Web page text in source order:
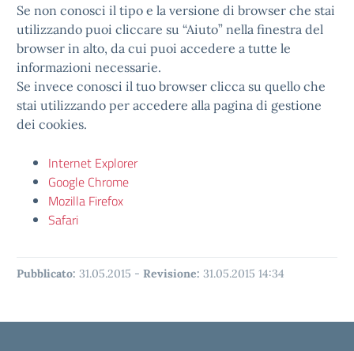
Se non conosci il tipo e la versione di browser che stai
utilizzando puoi cliccare su “Aiuto” nella finestra del
browser in alto, da cui puoi accedere a tutte le
informazioni necessarie.
Se invece conosci il tuo browser clicca su quello che
stai utilizzando per accedere alla pagina di gestione
dei cookies.
Internet Explorer
Google Chrome
Mozilla Firefox
Safari
Pubblicato: 31.05.2015 - Revisione: 31.05.2015 14:34